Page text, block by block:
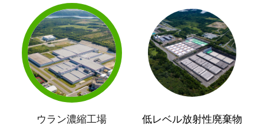
ウラン濃縮工場
低レベル放射性廃棄物